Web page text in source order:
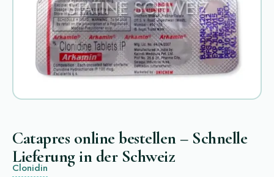
Catapres online bestellen – Schnelle
Lieferung in der Schweiz
Clonidin